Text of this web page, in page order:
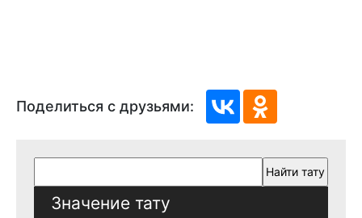
Поделиться с друзьями:
Значение тату